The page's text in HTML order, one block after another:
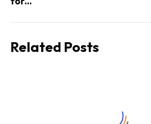
Volunteers
(Demo)
Related Posts